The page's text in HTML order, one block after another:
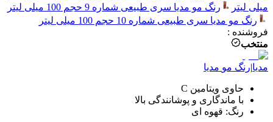
میلی لیتر
رنگ مو مدیا سری طبیعی شماره 9 حجم 100 میلی لیتر
رنگ مو مدیا سری طبیعی شماره 10 حجم 100 میلی لیتر
فروشنده :
منتخب
مدیا|رنگ مو مدیا
حاوی ویتامین C
با ماندگاری و پوشانندگی بالا
رنگ: قهوه ای